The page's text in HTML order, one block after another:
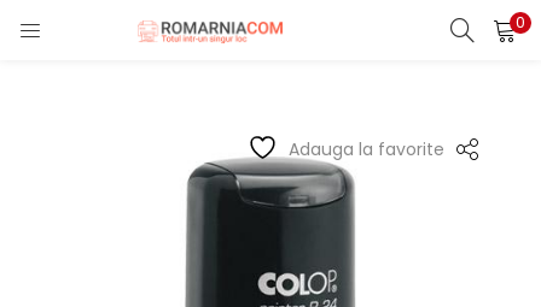
0
LOGIN REGISTER
Adauga la favorite